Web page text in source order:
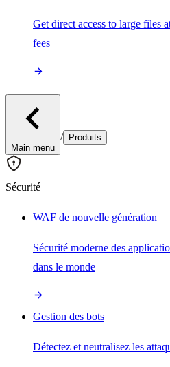
Get direct access to large files
fees
Main menu
/ Produits
Sécurité
WAF de nouvelle génération
Sécurité moderne des
dans le monde
Gestion des bots
Détectez et neutralisez les